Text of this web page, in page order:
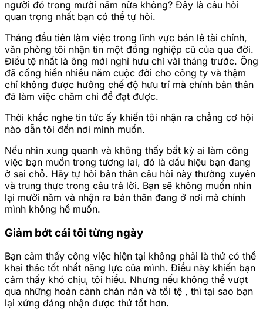
người đó trong mười năm nữa không? Đây là câu hỏi
quan trọng nhất bạn có thể tự hỏi.
Tháng đầu tiên làm việc trong lĩnh vực bán lẻ tài chính,
văn phòng tôi nhận tin một đồng nghiệp cũ của qua đời.
Điều tệ nhất là ông mới nghỉ hưu chỉ vài tháng trước. Ông
đã cống hiến nhiều năm cuộc đời cho công ty và thậm
chí không được hưởng chế độ hưu trí mà chính bản thân
đã làm việc chăm chỉ để đạt được.
Thời khắc nghe tin tức ấy khiến tôi nhận ra chẳng cơ hội
nào dẫn tôi đến nơi mình muốn.
Nếu nhìn xung quanh và không thấy bất kỳ ai làm công
việc bạn muốn trong tương lai, đó là dấu hiệu bạn đang
ở sai chỗ. Hãy tự hỏi bản thân câu hỏi này thường xuyên
và trung thực trong câu trả lời. Bạn sẽ không muốn nhìn
lại mười năm và nhận ra bản thân đang ở nơi mà chính
mình không hề muốn.
Giảm bớt cái tôi từng ngày
Bạn cảm thấy công việc hiện tại không phải là thứ có thể
khai thác tốt nhất năng lực của mình. Điều này khiến bạn
cảm thấy khó chịu, tôi hiểu. Nhưng nếu không thể vượt
qua những hoàn cảnh chán nản và tồi tệ , thì tại sao bạn
lại xứng đáng nhận được thứ tốt hơn.